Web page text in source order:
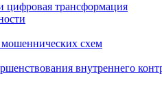
цифровая трансформация
схем
внутреннего